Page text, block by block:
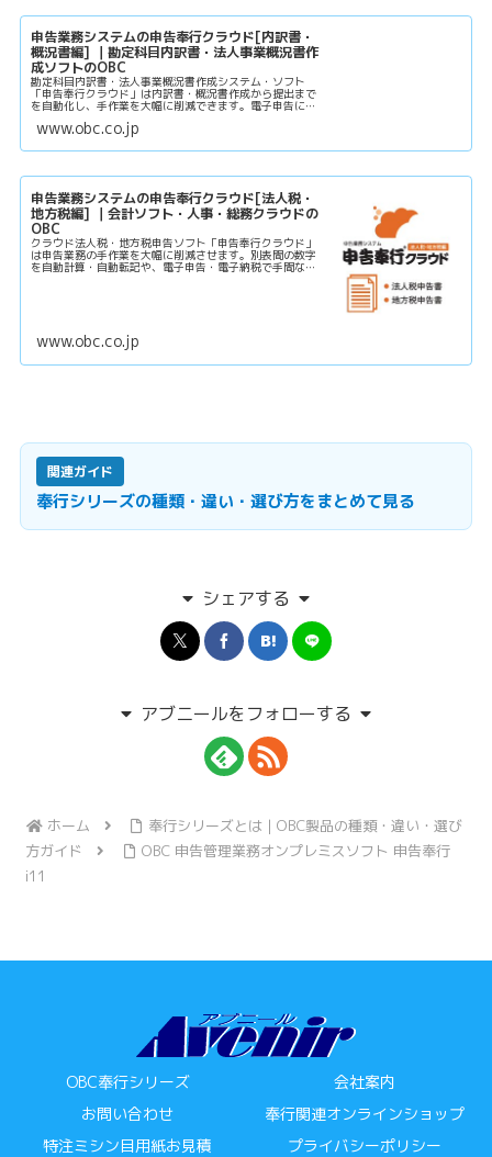
申告業務システムの申告奉行クラウド[内訳書・
概況書編] ｜勘定科目内訳書・法人事業概況書作
成ソフトのOBC
勘定科目内訳書・法人事業概況書作成システム・ソフト
「申告奉行クラウド」は内訳書・概況書作成から提出まで
を自動化し、手作業を大幅に削減できます。電子申告にも
業務を完結できます。24時間3...
www.obc.co.jp
申告業務システムの申告奉行クラウド[法人税・
地方税編] ｜会計ソフト・人事・総務クラウドの
OBC
クラウド法人税・地方税申告ソフト「申告奉行クラウド」
は申告業務の手作業を大幅に削減させます。別表間の数字
を自動計算・自動転記や、電子申告・電子納税で手間なく
www.obc.co.jp
関連ガイド
奉行シリーズの種類・違い・選び方をまとめて見る
シェアする
アブニールをフォローする
ホーム
奉行シリーズとは｜OBC製品の種類・違い・選び
方ガイド
OBC 申告管理業務オンプレミスソフト 申告奉行
i11
OBC奉行シリーズ
会社案内
お問い合わせ
奉行関連オンラインショップ
特注ミシン目用紙お見積
プライバシーポリシー